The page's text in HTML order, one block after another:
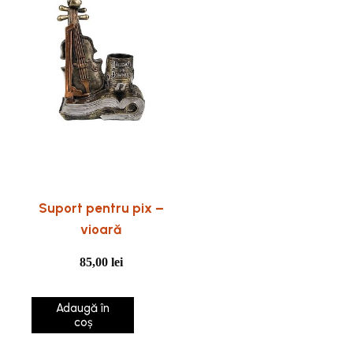
Suport pentru pix –
vioară
85,00 lei
Adaugă în
coș